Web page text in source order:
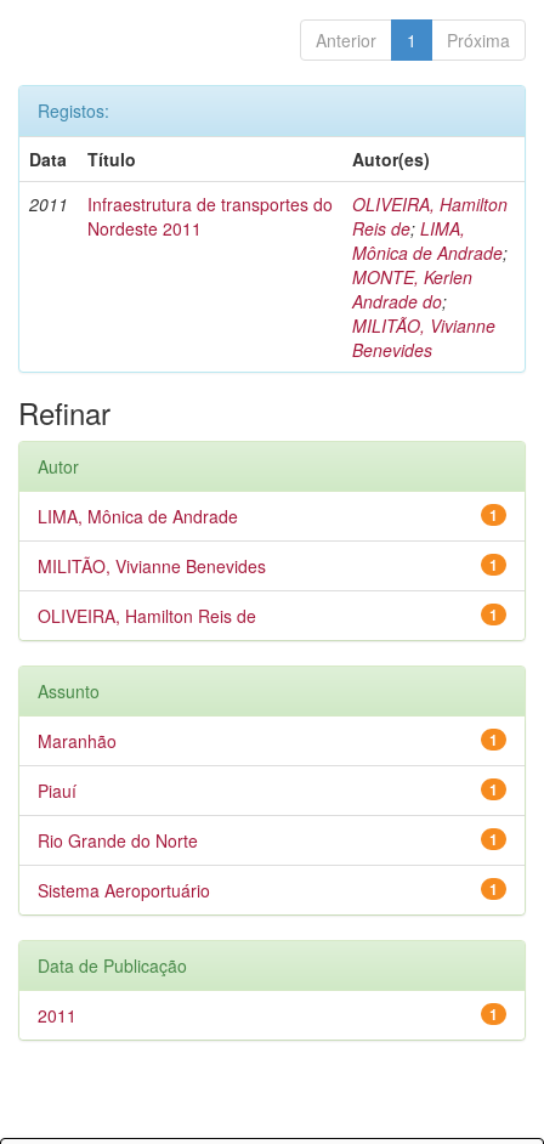
Anterior 1 Próxima
Registos:
Data
Título
Autor(es)
2011
Infraestrutura de transportes do
Nordeste 2011
OLIVEIRA, Hamilton
Reis de; LIMA,
Mônica de Andrade;
MONTE, Kerlen
Andrade do;
MILITÃO, Vivianne
Benevides
Refinar
Autor
1
LIMA, Mônica de Andrade
1
MILITÃO, Vivianne Benevides
1
OLIVEIRA, Hamilton Reis de
Assunto
1
Maranhão
1
Piauí
1
Rio Grande do Norte
1
Sistema Aeroportuário
Data de Publicação
1
2011